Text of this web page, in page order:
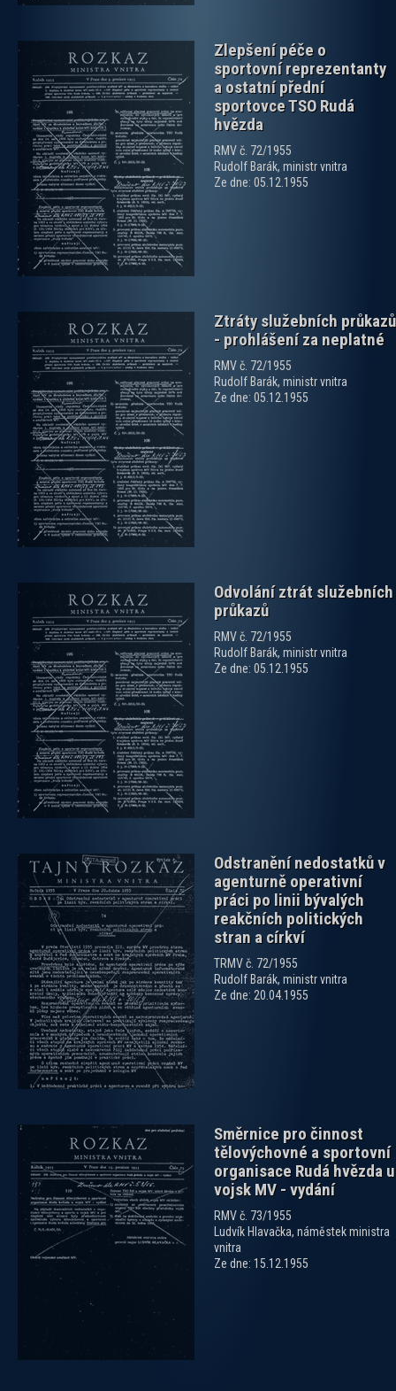
Zlepšení péče o
sportovní reprezentanty
a ostatní přední
sportovce TSO Rudá
hvězda
RMV č. 72/1955
Rudolf Barák, ministr vnitra
Ze dne: 05.12.1955
Ztráty služebních průkazů
- prohlášení za neplatné
RMV č. 72/1955
Rudolf Barák, ministr vnitra
Ze dne: 05.12.1955
zobrazit PDF dokument
Odvolání ztrát služebních
průkazů
RMV č. 72/1955
Rudolf Barák, ministr vnitra
Ze dne: 05.12.1955
zobrazit PDF dokument
Odstranění nedostatků v
agenturně operativní
práci po linii bývalých
reakčních politických
stran a církví
TRMV č. 72/1955
Rudolf Barák, ministr vnitra
Ze dne: 20.04.1955
zobrazit PDF dokument
Směrnice pro činnost
tělovýchovné a sportovní
organisace Rudá hvězda u
vojsk MV - vydání
RMV č. 73/1955
Ludvík Hlavačka, náměstek ministra
vnitra
Ze dne: 15.12.1955
zobrazit PDF dokument